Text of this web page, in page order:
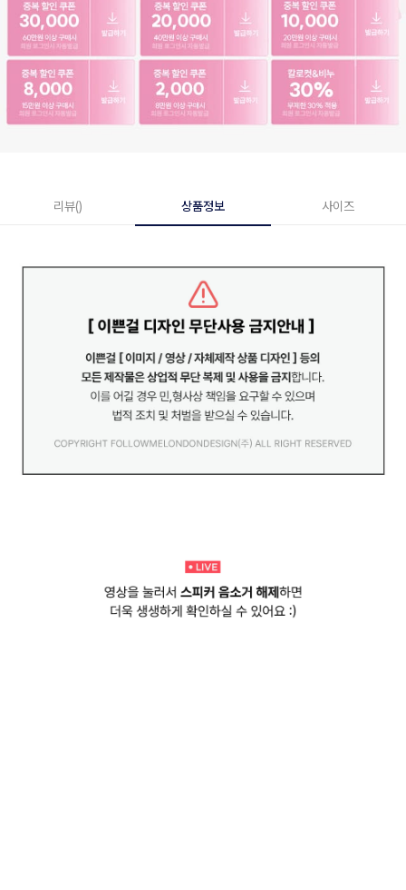
리뷰() 상품정보 사이즈